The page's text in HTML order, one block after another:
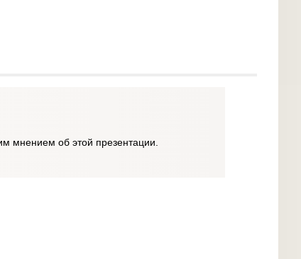
мнением об этой презентации.